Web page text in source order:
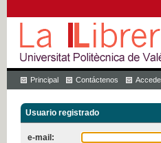
Principal Contáctenos
Usuario registrado
e-mail: